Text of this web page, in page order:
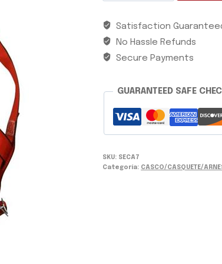
1PTO
ANCLAJE
CLIMAX
cantidad
Satisfaction
No Hassle Refunds
Secure Payments
GUARANTEED SAFE
SKU: SECA7
Categoría: CASCO/CASQUETE/